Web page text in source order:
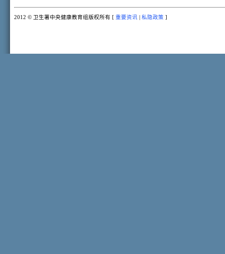
2012 © 卫生署中央健康教育组版权所有 [ 重要资讯 私隐政策 ]